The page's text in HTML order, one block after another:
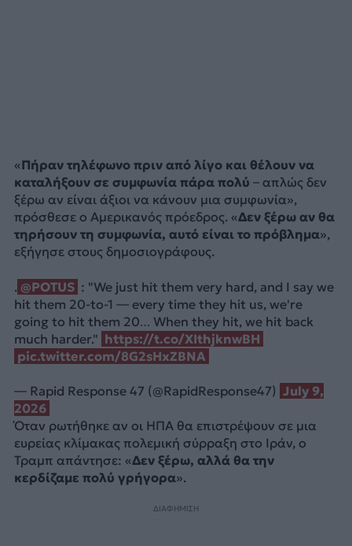
«Πήραν τηλέφωνο πριν από λίγο και θέλουν να
καταλήξουν σε συμφωνία πάρα πολύ – απλώς δεν
ξέρω αν είναι άξιοι να κάνουν μια συμφωνία»,
πρόσθεσε ο Αμερικανός πρόεδρος. «Δεν ξέρω αν θα
τηρήσουν τη συμφωνία, αυτό είναι το πρόβλημα»,
εξήγησε στους δημοσιογράφους.
. @POTUS : "We just hit them very hard, and I say we
hit them 20-to-1 — every time they hit us, we're
going to hit them 20… When they hit, we hit back
much harder." https://t.co/XIthjknwBH
pic.twitter.com/8G2sHxZBNA
— Rapid Response 47 (@RapidResponse47) July 9,
2026
Όταν ρωτήθηκε αν οι ΗΠΑ θα επιστρέψουν σε μια
ευρείας κλίμακας πολεμική σύρραξη στο Ιράν, ο
Τραμπ απάντησε: «Δεν ξέρω, αλλά θα την
κερδίζαμε πολύ γρήγορα».
ΔΙΑΦΗΜΙΣΗ